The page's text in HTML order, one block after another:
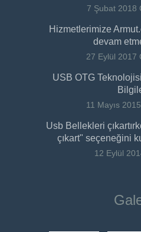
7 Şubat 2018
Hizmetlerimize
devam
27 Eylül 2017
USB OTG
11 Mayıs
Usb Bellekleri
çıkart" seçeneğini
12 Eylül